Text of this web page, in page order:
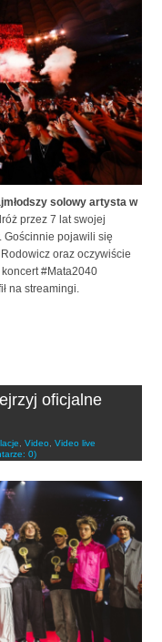
solowy artysta w
przez 7 lat swojej
Gościnnie pojawili się
oraz oczywiście
#Mata2040
na streamingi.
oficjalne
, Video, Video live
0)